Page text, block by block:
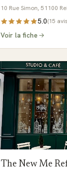
10 Rue Simon, 51100
5.0(15
Voir la fiche
The New Me